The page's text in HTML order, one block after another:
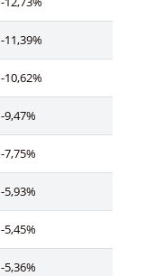
-11,39%
-10,62%
-9,47%
-7,75%
-5,93%
-5,45%
-5,36%